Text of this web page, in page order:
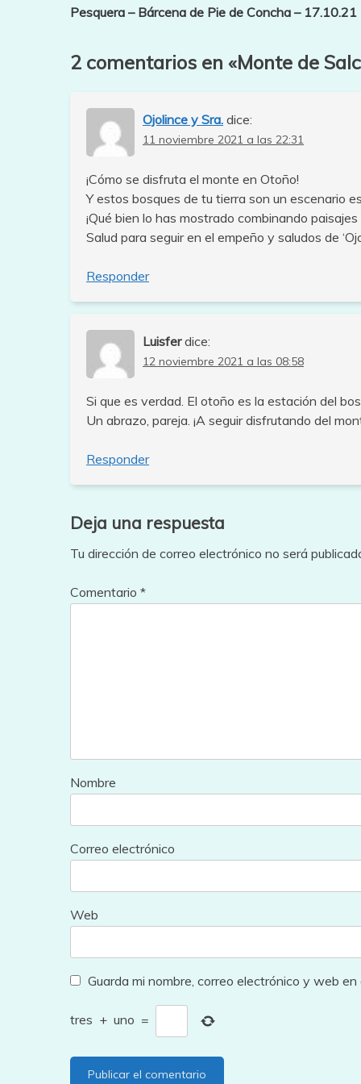
de
mucida)
Salcedillo
las
amarilla,
Curavacas
este
punto
cresta
Ensillada
colores
juntos
fotos
menos
kilómetro
entradas
Pesquera – Bárcena de Pie de Concha – 17.10.21
2 comentarios en «Monte de
Ojolince y Sra. dice:
11 noviembre 2021 a las 22:31
¡Cómo se disfruta el monte en Otoño!
Y estos bosques de tu tierra son un escenario
¡Qué bien lo has mostrado combinando
Salud para seguir en el empeño y saludos de
Responder
Luisfer dice:
12 noviembre 2021 a las 08:58
Si que es verdad. El otoño es la estación del
Un abrazo, pareja. ¡A seguir disfrutando del
Responder
Deja una respuesta
Tu dirección de correo electrónico no será
Comentario *
Nombre
Correo electrónico
Web
Guarda mi nombre, correo electrónico y web
tres + uno =